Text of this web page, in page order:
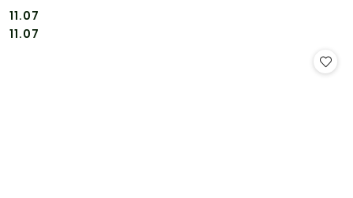
Cena:
11.07
Cena:
11.07